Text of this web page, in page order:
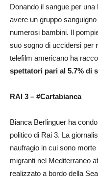
Donando il sangue per
avere un gruppo
numerosi bambini. Il
suo sogno di uccidersi per
telefilm americano ha
spettatori pari al 5.7% di
RAI 3 – #Cartabianca
Bianca Berlinguer ha
politico di Rai 3. La
naufragio in cui sono
migranti nel Mediterraneo
realizzato a bordo della